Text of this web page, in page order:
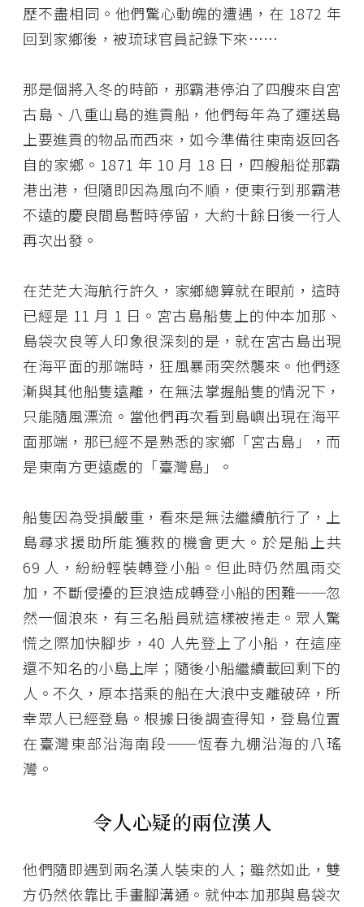
歷不盡相同。他們驚心動魄的遭遇，在 1872 年
回到家鄉後，被琉球官員記錄下來⋯⋯
那是個將入冬的時節，那霸港停泊了四艘來自宮
古島、八重山島的進貢船，他們每年為了運送島
上要進貢的物品而西來，如今準備往東南返回各
自的家鄉。1871 年 10 月 18 日，四艘船從那霸
港出港，但隨即因為風向不順，便東行到那霸港
不遠的慶良間島暫時停留，大約十餘日後一行人
再次出發。
在茫茫大海航行許久，家鄉總算就在眼前，這時
已經是 11 月 1 日。宮古島船隻上的仲本加那、
島袋次良等人印象很深刻的是，就在宮古島出現
在海平面的那端時，狂風暴雨突然襲來。他們逐
漸與其他船隻遠離，在無法掌握船隻的情況下，
只能隨風漂流。當他們再次看到島嶼出現在海平
面那端，那已經不是熟悉的家鄉「宮古島」，而
是東南方更遠處的「臺灣島」。
船隻因為受損嚴重，看來是無法繼續航行了，上
島尋求援助所能獲救的機會更大。於是船上共
69 人，紛紛輕裝轉登小船。但此時仍然風雨交
加，不斷侵擾的巨浪造成轉登小船的困難──忽
然一個浪來，有三名船員就這樣被捲走。眾人驚
慌之際加快腳步，40 人先登上了小船，在這座
還不知名的小島上岸；隨後小船繼續載回剩下的
人。不久，原本搭乘的船在大浪中支離破碎，所
幸眾人已經登島。根據日後調查得知，登島位置
在臺灣東部沿海南段──恆春九棚沿海的八瑤
灣。
令人心疑的兩位漢人
他們隨即遇到兩名漢人裝束的人；雖然如此，雙
方仍然依靠比手畫腳溝通。就仲本加那與島袋次